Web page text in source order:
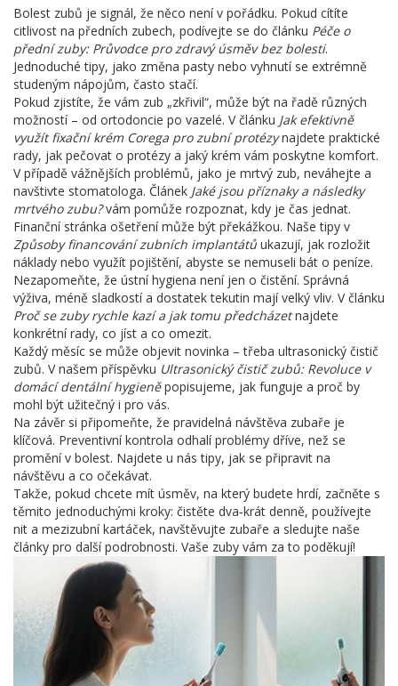
Bolest zubů je signál, že něco není v pořádku. Pokud cítíte
citlivost na předních zubech, podívejte se do článku Péče o
přední zuby: Průvodce pro zdravý úsměv bez bolesti.
Jednoduché tipy, jako změna pasty nebo vyhnutí se extrémně
studeným nápojům, často stačí.
Pokud zjistíte, že vám zub „zkřivil“, může být na řadě různých
možností – od ortodoncie po vazelé. V článku Jak efektivně
využít fixační krém Corega pro zubní protézynajdete praktické
rady, jak pečovat o protézy a jaký krém vám poskytne komfort.
V případě vážnějších problémů, jako je mrtvý zub, neváhejte a
navštivte stomatologa. Článek Jaké jsou příznaky a následky
mrtvého zubu?vám pomůže rozpoznat, kdy je čas jednat.
Finanční stránka ošetření může být překážkou. Naše tipy v
Způsoby financování zubních implantátů ukazují, jak rozložit
náklady nebo využít pojištění, abyste se nemuseli bát o peníze.
Nezapomeňte, že ústní hygiena není jen o čistění. Správná
výživa, méně sladkostí a dostatek tekutin mají velký vliv. V článku
Proč se zuby rychle kazí a jak tomu předcházetnajdete
konkrétní rady, co jíst a co omezit.
Každý měsíc se může objevit novinka – třeba ultrasonický čistič
zubů. V našem příspěvku Ultrasonický čistič zubů: Revoluce v
domácí dentální hygieněpopisujeme, jak funguje a proč by
mohl být užitečný i pro vás.
Na závěr si připomeňte, že pravidelná návštěva zubaře je
klíčová. Preventivní kontrola odhalí problémy dříve, než se
promění v bolest. Najdete u nás tipy, jak se připravit na
návštěvu a co očekávat.
Takže, pokud chcete mít úsměv, na který budete hrdí, začněte s
těmito jednoduchými kroky: čistěte dva‑krát denně, používejte
nit a mezizubní kartáček, navštěvujte zubaře a sledujte naše
články pro další podrobnosti. Vaše zuby vám za to poděkují!